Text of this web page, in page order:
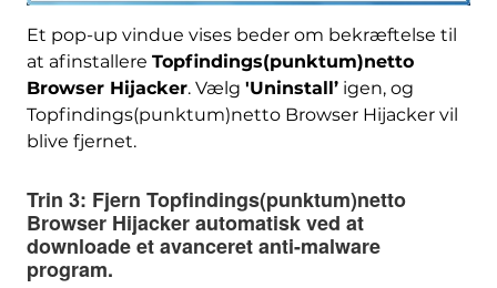
Et pop-up vindue vises beder om bekræftelse til
at afinstallere Topfindings(punktum)netto
Browser Hijacker. Vælg 'Uninstall’igen, og
Topfindings(punktum)netto Browser Hijacker vil
blive fjernet.
Trin 3: Fjern Topfindings(punktum)netto
Browser Hijacker automatisk ved at
downloade et avanceret anti-malware
program.